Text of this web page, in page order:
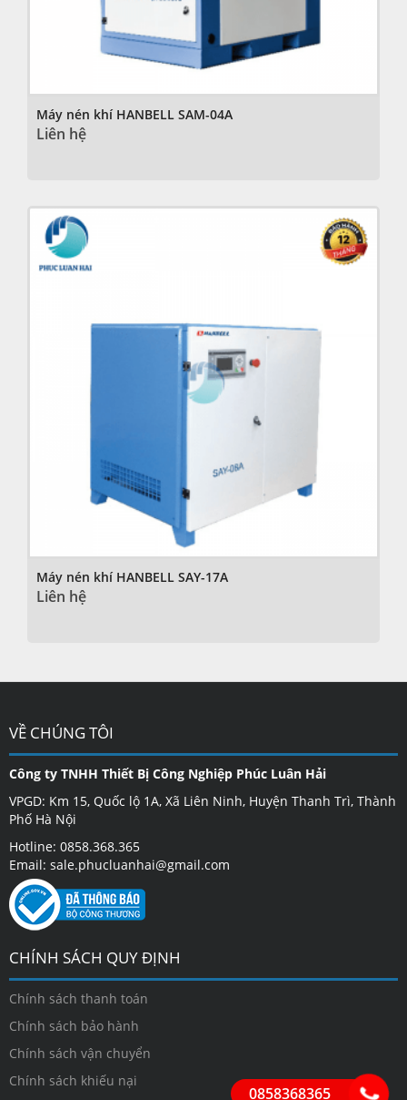
Máy nén khí HANBELL SAM-04A
Liên hệ
Máy nén khí HANBELL SAY-17A
Liên hệ
VỀ CHÚNG TÔI
Công ty TNHH Thiết Bị Công Nghiệp Phúc Luân Hải
VPGD: Km 15, Quốc lộ 1A, Xã Liên Ninh, Huyện Thanh Trì, Thành
Phố Hà Nội
Hotline: 0858.368.365
Email: sale.phucluanhai@gmail.com
CHÍNH SÁCH QUY ĐỊNH
Chính sách thanh toán
Chính sách bảo hành
Chính sách vận chuyển
Chính sách khiếu nại
0858368365